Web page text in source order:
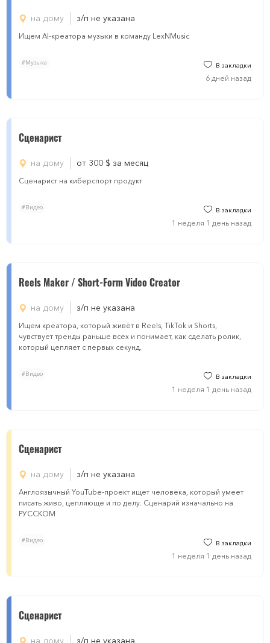
на дому з/п не указана
Ищем AI-креатора музыки в команду LexNMusic
#Музыка В закладки
6 дней назад
Сценарист
на дому от 300 $ за месяц
Сценарист на киберспорт продукт
#Видео В закладки
1 неделя 1 день назад
Reels Maker / Short-Form Video Creator
на дому з/п не указана
Ищем креатора, который живёт в Reels, TikTok и Shorts,
чувствует тренды раньше всех и понимает, как сделать ролик,
который цепляет с первых секунд.
#Видео В закладки
1 неделя 1 день назад
Сценарист
на дому з/п не указана
Англоязычный YouTube-проект ищет человека, который умеет
писать живо, цепляюще и по делу. Сценарий изначально на
РУССКОМ
#Видео В закладки
1 неделя 1 день назад
Сценарист
на дому з/п не указана